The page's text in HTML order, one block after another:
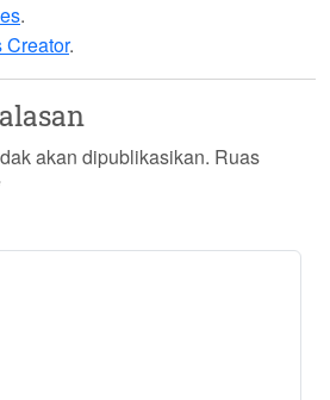
.
Creator.
akan dipublikasikan. Ruas